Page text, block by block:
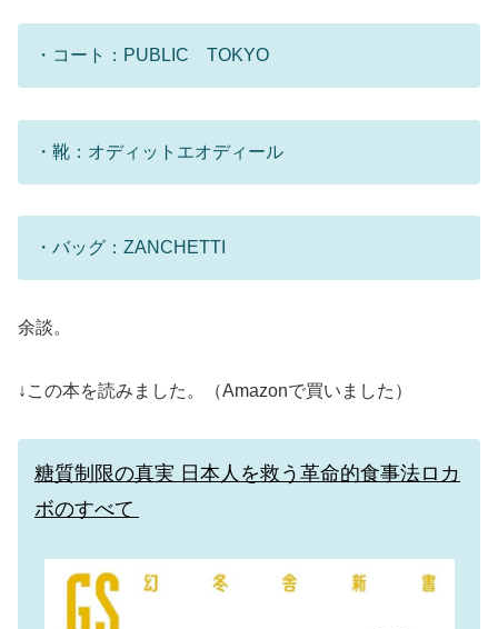
・コート：PUBLIC TOKYO
・靴：オディットエオディール
・バッグ：ZANCHETTI
余談。
↓この本を読みました。（Amazonで買いました）
糖質制限の真実 日本人を救う革命的食事法ロカ
ボのすべて